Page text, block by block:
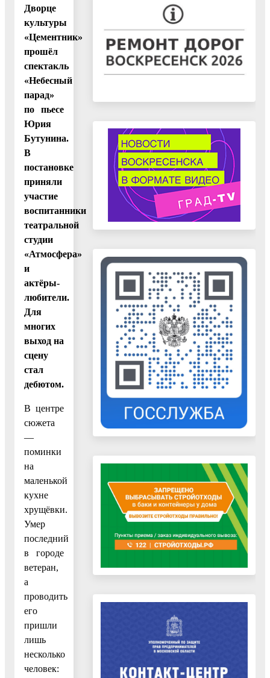
Дворце
культуры
«Цементник»
прошёл
спектакль
«Небесный
парад»
по пьесе
Юрия
Бутунина.
В
постановке
приняли
участие
воспитанники
театральной
студии
«Атмосфера»
и
актёры-
любители.
Для
многих
выход на
сцену
стал
дебютом.
В центре
сюжета
—
поминки
на
маленькой
кухне
хрущёвки.
Умер
последний
в городе
ветеран,
а
проводить
его
пришли
лишь
несколько
человек: